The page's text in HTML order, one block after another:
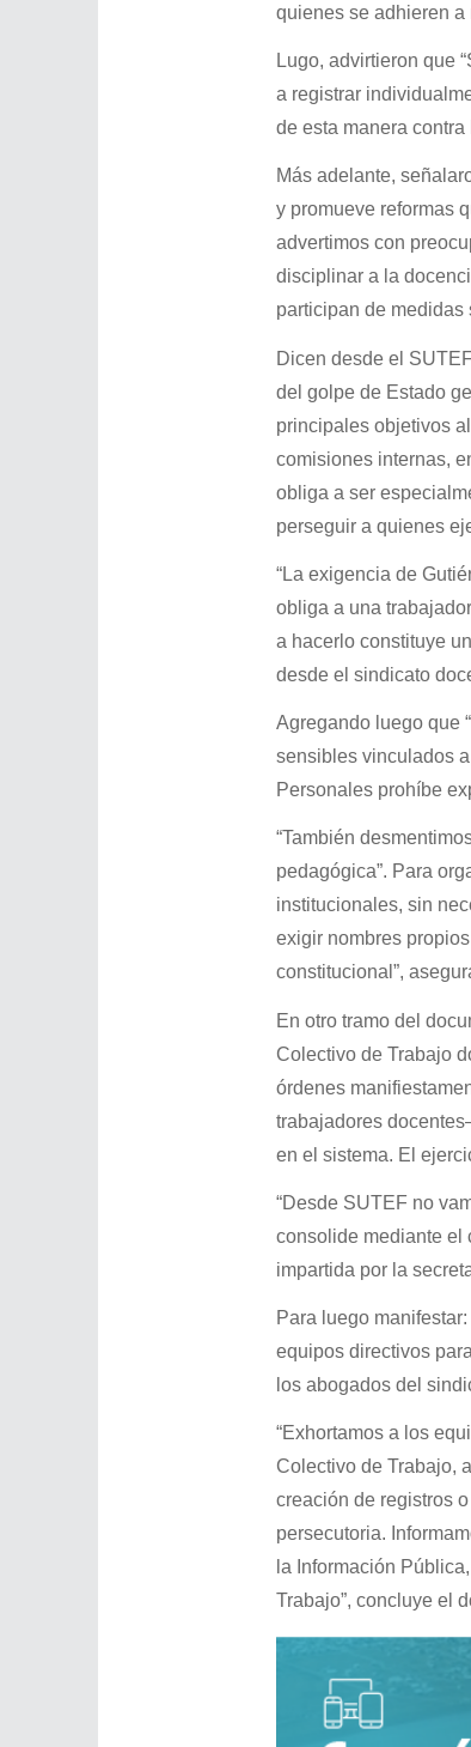
quienes se adhieren a
Lugo, advirtieron que
a registrar
de esta manera
Más adelante,
y promueve reformas
advertimos con
disciplinar a la
participan de medidas
Dicen desde el
del golpe de Estado
principales objetivos
comisiones internas,
obliga a ser
perseguir a quienes
“La exigencia de
obliga a una
a hacerlo constituye
desde el sindicato
Agregando luego que
sensibles vinculados
Personales prohíbe
“También
pedagógica”. Para
institucionales, sin
exigir nombres
constitucional”,
En otro tramo del
Colectivo de Trabajo
órdenes
trabajadores
en el sistema. El
“Desde SUTEF no
consolide mediante el
impartida por la
Para luego
equipos directivos
los abogados del
“Exhortamos a los
Colectivo de Trabajo,
creación de registros
persecutoria.
la Información
Trabajo”, concluye el